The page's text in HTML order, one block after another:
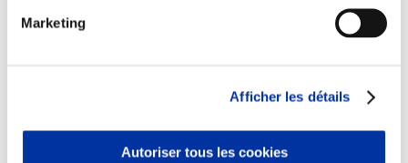
Marketing
Afficher les détails
Autoriser tous les cookies
Viandes et santé
Juste rémunération et attractivité des métiers